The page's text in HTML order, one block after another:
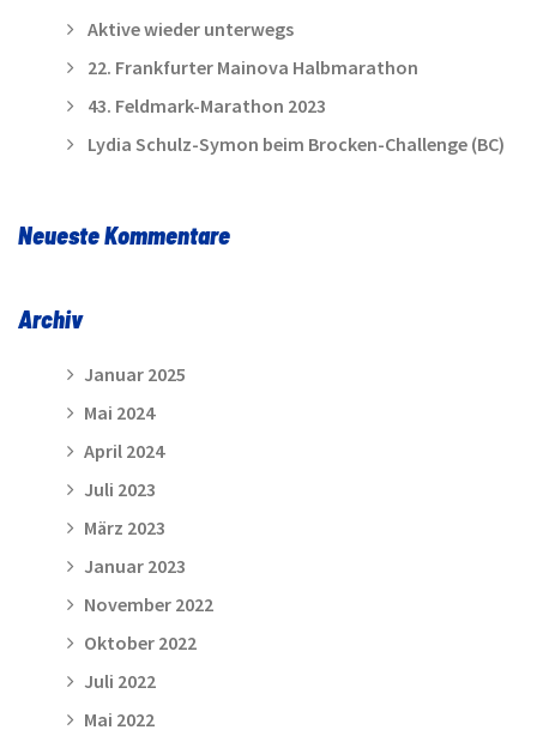
Aktive wieder unterwegs
22. Frankfurter Mainova Halbmarathon
43. Feldmark-Marathon 2023
Lydia Schulz-Symon beim Brocken-Challenge (BC)
Neueste Kommentare
Archiv
Januar 2025
Mai 2024
April 2024
Juli 2023
März 2023
Januar 2023
November 2022
Oktober 2022
Juli 2022
Mai 2022